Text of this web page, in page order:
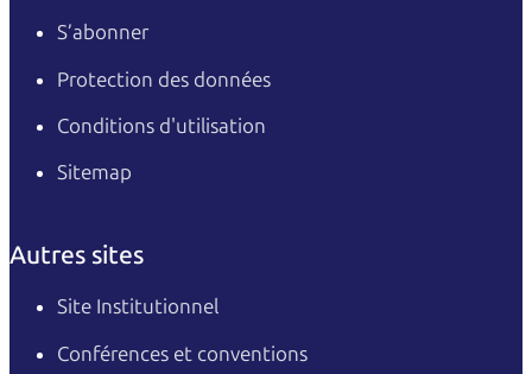
S’abonner
Protection des données
Conditions d'utilisation
Sitemap
Autres sites
Site Institutionnel
Conférences et conventions